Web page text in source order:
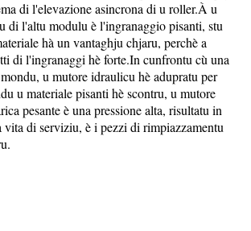
di l'elevazione asincrona di u roller.À u
di l'altu modulu è l'ingranaggio pisanti, stu
hà un vantaghju chjaru, perchè a
di l'ingranaggi hè forte.In cunfrontu cù una
u mutore idraulicu hè adupratu per
u materiale pisanti hè scontru, u mutore
pesante è una pressione alta, risultatu in
di serviziu, è i pezzi di rimpiazzamentu